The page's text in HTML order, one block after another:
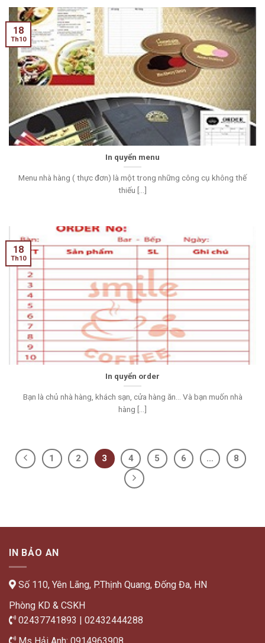
In quyển menu
Menu nhà hàng ( thực đơn) là một trong những công cụ không thế
thiếu [...]
18
Th10
In quyển order
Bạn là chủ nhà hàng, khách sạn, cửa hàng ăn… Và bạn muốn nhà
hàng [...]
18
Th10
1 2 3 4 5 6 … 8
IN BẢO AN
Số 110, Yên Lãng, P.Thịnh Quang, Đống Đa, HN
Phòng KD & CSKH
02437741893 | 02432444288
Ms Hải Anh: 0914963908